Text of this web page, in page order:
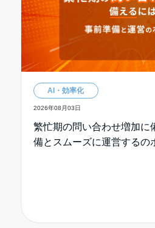
AI・効率化
2026年08月03日
繁忙期の問い合わせ増加に
備とスムーズに運営するの